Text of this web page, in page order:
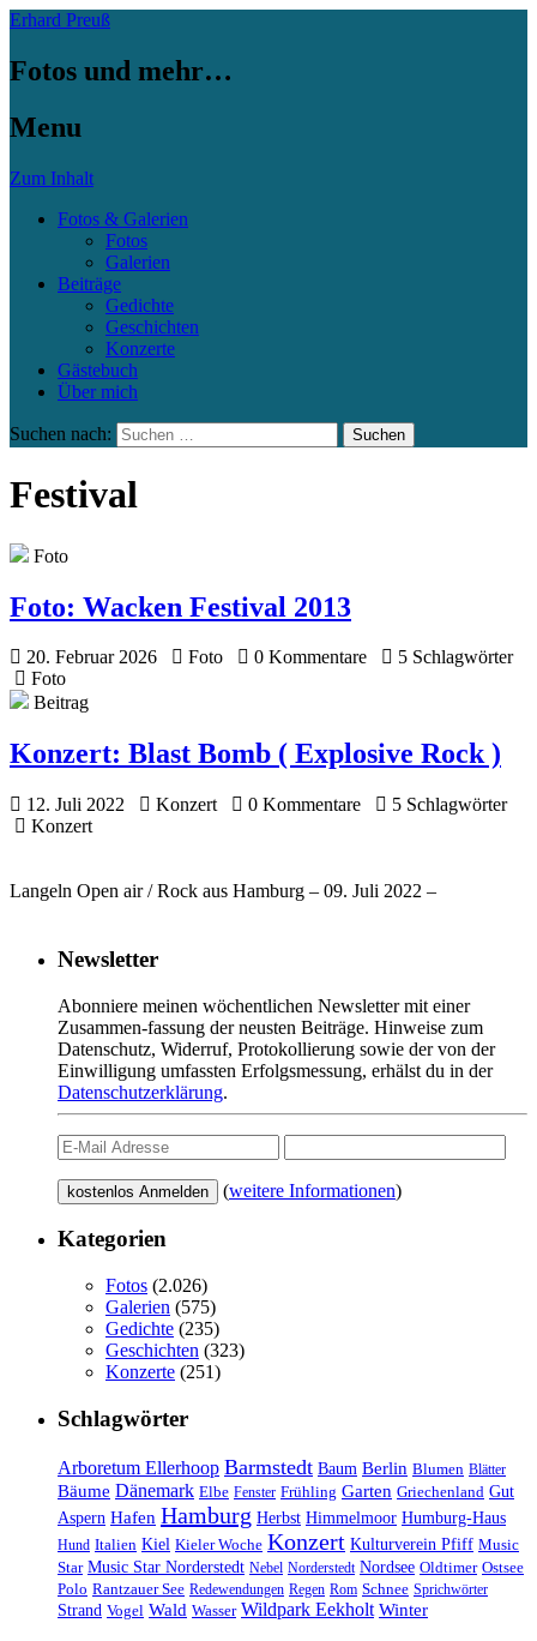
Erhard Preuß
Fotos und mehr…
Menu
Zum Inhalt
Fotos & Galerien
Fotos
Galerien
Beiträge
Gedichte
Geschichten
Konzerte
Gästebuch
Über mich
Suchen nach:
Festival
Foto
Foto: Wacken Festival 2013
20. Februar 2026 Foto 0 Kommentare
5 Schlagwörter
Foto
Beitrag
Konzert: Blast Bomb ( Explosive Rock )
12. Juli 2022 Konzert 0 Kommentare
5 Schlagwörter
Konzert
Langeln Open air / Rock aus Hamburg – 09. Juli 2022 –
Newsletter
Abonniere meinen wöchentlichen Newsletter mit einer
Zusammen-fassung der neusten Beiträge. Hinweise zum
Datenschutz, Widerruf, Protokollierung sowie der von der
Einwilligung umfassten Erfolgsmessung, erhälst du in der
Datenschutzerklärung.
(weitere Informationen)
Kategorien
Fotos (2.026)
Galerien (575)
Gedichte (235)
Geschichten (323)
Konzerte (251)
Schlagwörter
Arboretum Ellerhoop Barmstedt Baum Berlin Blumen Blätter
Bäume Dänemark Elbe Fenster Frühling Garten Griechenland Gut
Aspern Hafen Hamburg Herbst Himmelmoor Humburg-Haus
Hund Italien Kiel Kieler Woche Konzert Kulturverein Pfiff Music
Star Music Star Norderstedt Nebel Norderstedt Nordsee Oldtimer Ostsee
Polo Rantzauer See Redewendungen Regen Rom Schnee Sprichwörter
Strand Vogel Wald Wasser Wildpark Eekholt Winter